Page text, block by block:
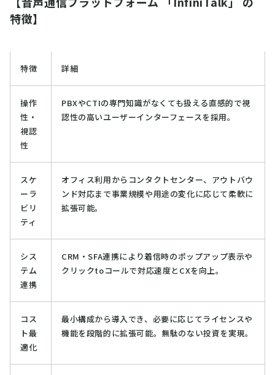
特徴】
特徴 詳細
操作
性・
視認
性
PBXやCTIの専門知識がなくても扱える直感的で視
認性の高いユーザーインターフェースを採用。
スケ
ーラ
ビリ
ティ
オフィス利用からコンタクトセンター、アウトバウ
ンド対応まで事業規模や用途の変化に応じて柔軟に
拡張可能。
シス
テム
連携
CRM・SFA連携により着信時のポップアップ表示や
クリックtoコールで対応速度とCXを向上。
コス
ト最
適化
最小構成から導入でき、必要に応じてライセンスや
機能を段階的に拡張可能。無駄のない投資を実現。